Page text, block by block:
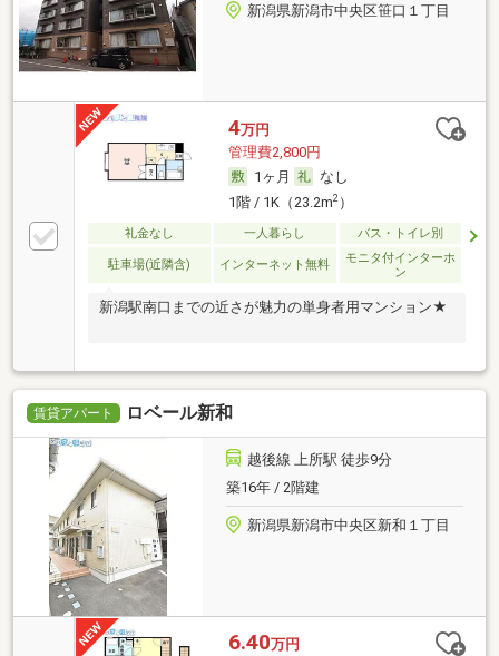
新潟県新潟市中央区笹口１丁目
4万円
管理費2,800円
1ヶ月
なし
1階 / 1K（23.2m2）
礼金なし 一人暮らし バス・トイレ別
駐車場(近隣含) インターネット無料
モニタ付インターホ
ン
新潟駅南口までの近さが魅力の単身者用マンション★
賃貸アパート ロベール新和
越後線 上所駅 徒歩9分
築16年 / 2階建
新潟県新潟市中央区新和１丁目
6.40万円